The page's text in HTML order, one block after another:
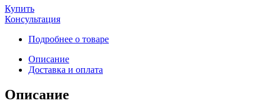
Купить
Консультация
Подробнее о товаре
Описание
Доставка и оплата
Описание